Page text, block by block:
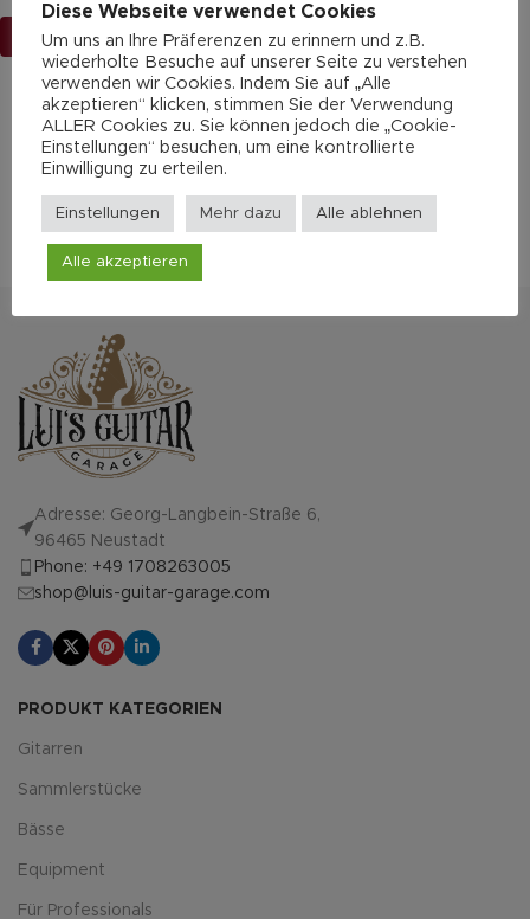
Ankaufsanfrage absenden
Adresse: Georg-Langbein-Straße 6,
96465 Neustadt
Phone: +49 1708263005
shop@luis-guitar-garage.com
PRODUKT KATEGORIEN
Gitarren
Sammlerstücke
Bässe
Equipment
Für Professionals
Diese Webseite verwendet Cookies
Um uns an Ihre Präferenzen zu erinnern und z.B.
wiederholte Besuche auf unserer Seite zu verstehen
verwenden wir Cookies. Indem Sie auf „Alle
akzeptieren“ klicken, stimmen Sie der Verwendung
ALLER Cookies zu. Sie können jedoch die „Cookie-
Einstellungen“ besuchen, um eine kontrollierte
Einwilligung zu erteilen.
Einstellungen Mehr dazu Alle ablehnen
Alle akzeptieren